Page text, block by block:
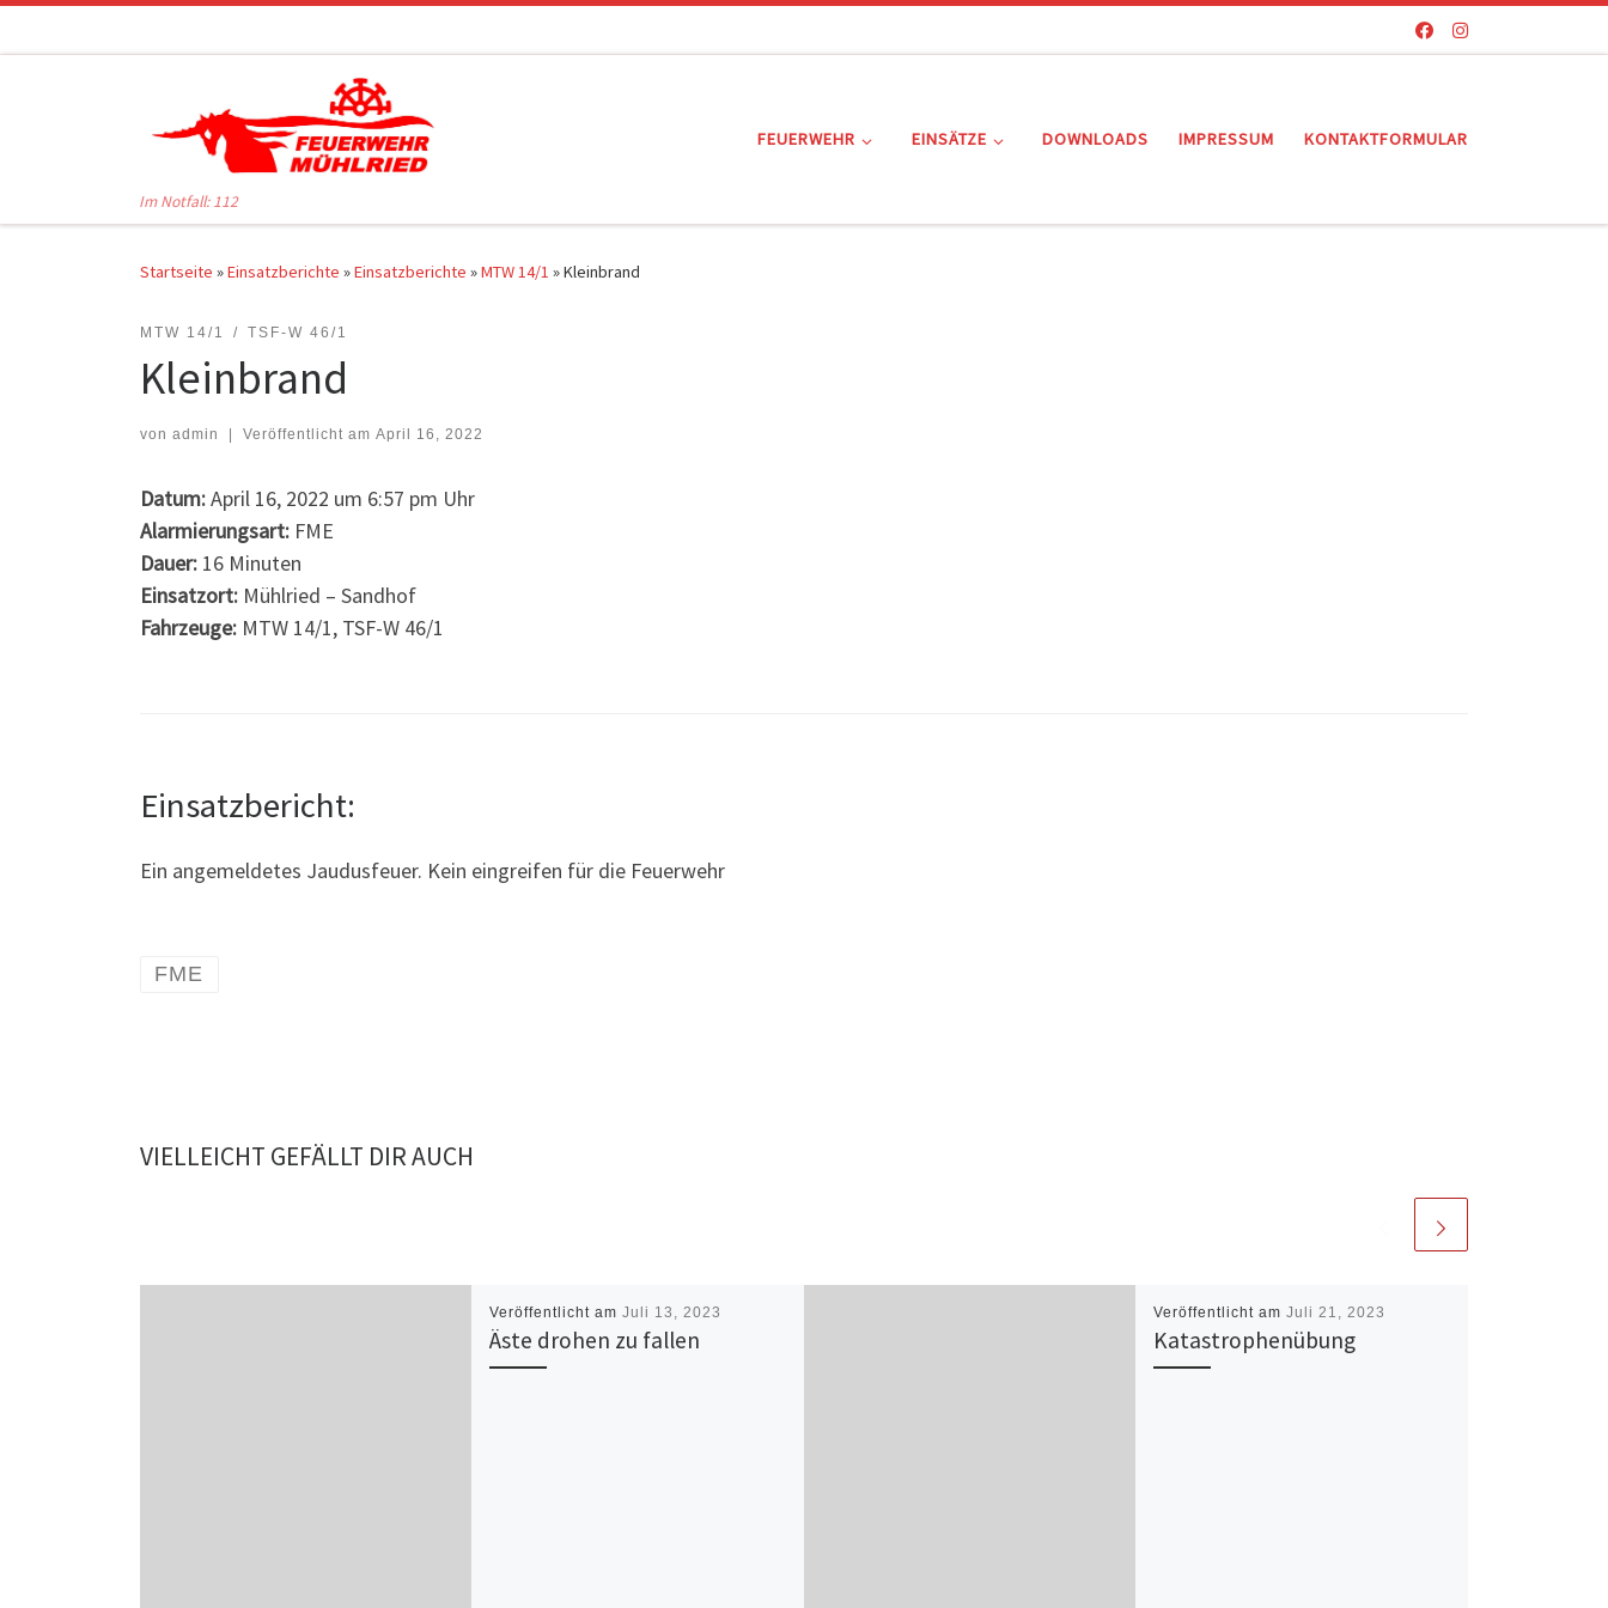
Im Notfall: 112
FEUERWEHR EINSÄTZE DOWNLOADS IMPRESSUM KONTAKTFORMULAR
Startseite »Einsatzberichte »Einsatzberichte »MTW 14/1 »Kleinbrand
MTW 14/1 TSF-W 46/1
Kleinbrand
von admin Veröffentlicht am April 16, 2022
Datum:April 16, 2022 um 6:57 pm Uhr
Alarmierungsart: FME
Dauer: 16 Minuten
Einsatzort: Mühlried – Sandhof
Fahrzeuge: MTW 14/1, TSF-W 46/1
Einsatzbericht:
Ein angemeldetes Jaudusfeuer. Kein eingreifen für die Feuerwehr
FME
VIELLEICHT GEFÄLLT DIR AUCH
Veröffentlicht am Juli 13, 2023
Äste drohen zu fallen
Veröffentlicht am Juli 21, 2023
Katastrophenübung